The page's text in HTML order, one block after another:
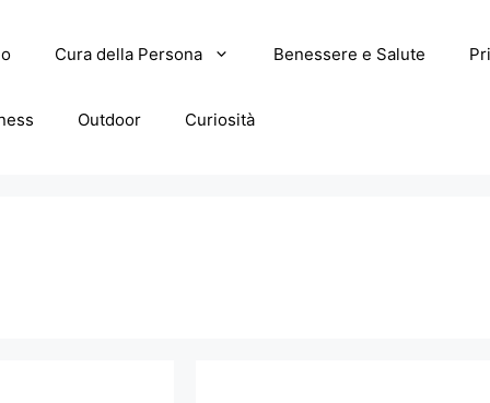
Cura della Persona Benessere e Salute
Outdoor Curiosità